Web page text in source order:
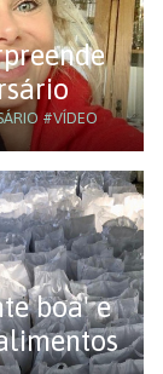
#VÍDEO
boa' e